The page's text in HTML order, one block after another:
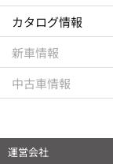
カタログ情報
新車情報
中古車情報
運営会社